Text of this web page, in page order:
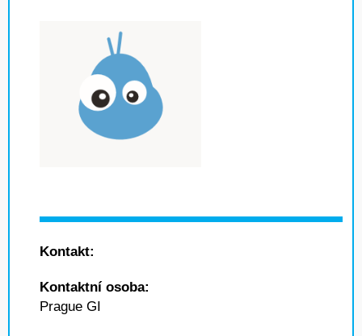
Kontakt:
Kontaktní osoba:
Prague GI